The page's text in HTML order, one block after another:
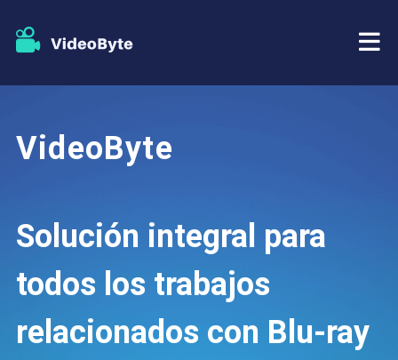
Extractor de BD-DVD
Almacenar
Apoyo
VideoByte
Solución integral para
todos los trabajos
relacionados con Blu-ray